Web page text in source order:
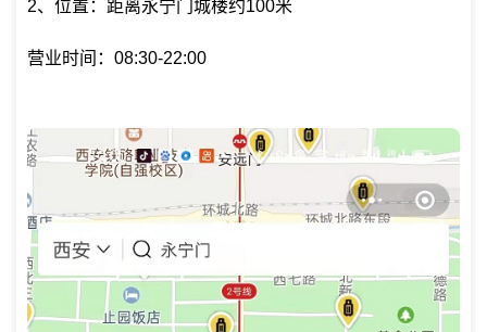
2、位置：距离永宁门城楼约100米
营业时间：08:30-22:00